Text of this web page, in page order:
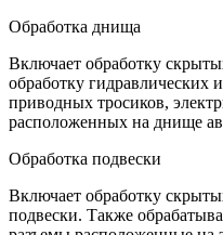
Обработка днища
Включает обработку
обработку гидравлических
приводных тросиков,
расположенных на днище
Обработка подвески
Включает обработку
подвески. Также